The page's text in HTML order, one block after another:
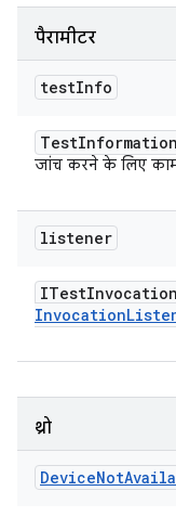
पैरामीटर
testInfo
TestInformation
जांच करने के लिए काम
listener
ITestInvocation
Invocation
थ्रो
DeviceNot